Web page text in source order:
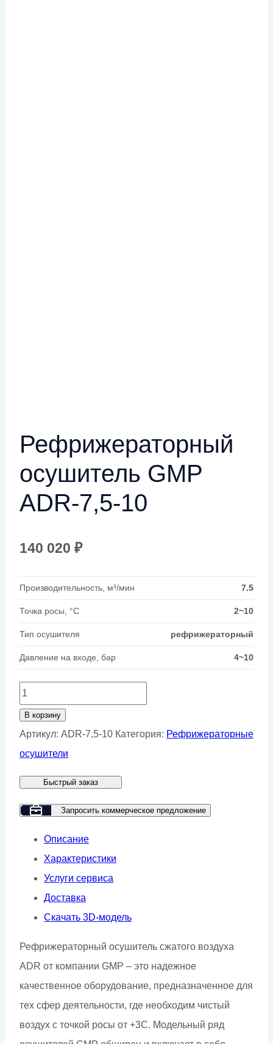
Рефрижераторный
осушитель GMP
ADR-7,5-10
140 020 ₽
Производительность, м³/мин 7.5
Точка росы, °C 2~10
Тип осушителя рефрижераторный
Давление на входе, бар 4~10
Количество
товара
Рефрижераторный
осушитель
ADR-
7,5-
В корзину
Артикул: ADR-7,5-10 Категория: Рефрижераторные
осушители
Быстрый заказ
Запросить коммерческое предложение
Описание
Характеристики
Услуги сервиса
Доставка
Скачать 3D-модель
Рефрижераторный осушитель сжатого воздуха
ADR от компании GMP – это надежное
качественное оборудование, предназначенное для
тех сфер деятельности, где необходим чистый
воздух с точкой росы от +3С. Модельный ряд